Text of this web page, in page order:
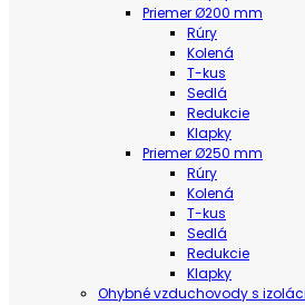
Priemer Ø200 mm
Rúry
Kolená
T-kus
Sedlá
Redukcie
Klapky
Priemer Ø250 mm
Rúry
Kolená
T-kus
Sedlá
Redukcie
Klapky
Ohybné vzduchovody s